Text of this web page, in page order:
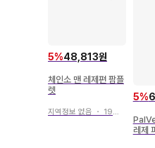
5%48,813원
체인소 맨 레제편 팜플
렛
지역정보 없음 ・ 19일 전
5%
레제